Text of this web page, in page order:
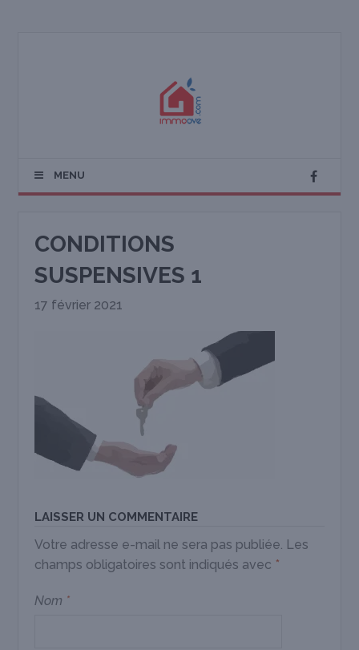
MENU
CONDITIONS
SUSPENSIVES 1
17 février 2021
LAISSER UN COMMENTAIRE
Votre adresse e-mail ne sera pas publiée. Les
champs obligatoires sont indiqués avec *
Nom *